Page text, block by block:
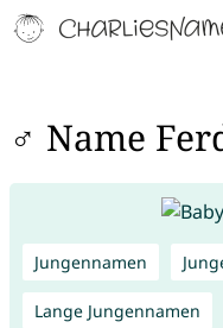
♂ Name
Jungennamen
Lange Jungennamen